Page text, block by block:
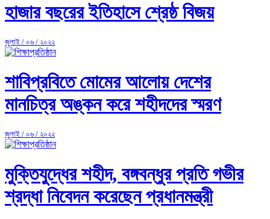
হাজার বছরের ইতিহাসে শ্রেষ্ঠ বিজয়
জুলাই / ০৬ / ২০২২
শাবিপ্রবিতে মোমের আলোয় দেশের
মানচিত্র অঙ্কন করে শহীদদের স্মরণ
জুলাই / ০৬ / ২০২২
মুক্তিযুদ্ধের শহীদ, বঙ্গবন্ধুর প্রতি গভীর
শ্রদ্ধা নিবেদন করেছেন প্রধানমন্ত্রী